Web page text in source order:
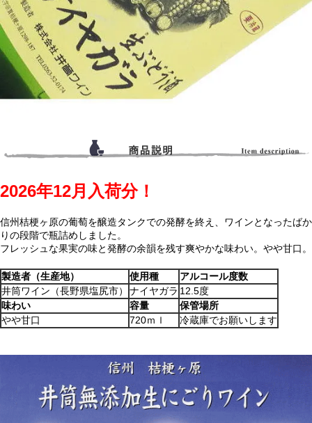
2026年12月入荷分！
信州桔梗ヶ原の葡萄を醸造タンクでの発酵を終え、ワインとなったばか
りの段階で瓶詰めしました。
フレッシュな果実の味と発酵の余韻を残す爽やかな味わい。やや甘口。
製造者（生産地） 使用種
アルコール度数
井筒ワイン（長野県塩尻市）
ナイヤガラ 12.5度
味わい
容量
保管場所
やや甘口
720ｍｌ 冷蔵庫でお願いします